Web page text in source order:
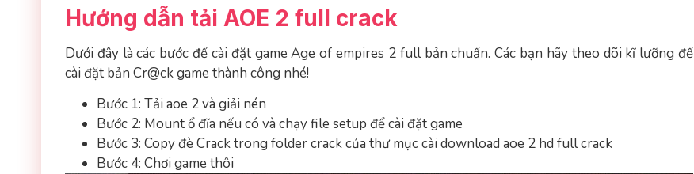
Hướng dẫn tải AOE 2 full crack
Dưới đây là các bước để cài đặt game Age of empires 2 full bản chuẩn. Các bạn hãy theo dõi kĩ lưỡng để
cài đặt bản Cr@ck game thành công nhé!
Bước 1: Tải aoe 2 và giải nén
Bước 2: Mount ổ đĩa nếu có và chạy file setup để cài đặt game
Bước 3: Copy đè Crack trong folder crack của thư mục cài download aoe 2 hd full crack
Bước 4: Chơi game thôi